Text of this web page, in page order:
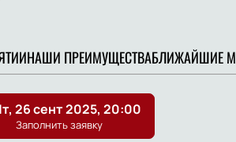
НАШИ ПРЕИМУЩЕСТВАБЛИЖАЙШИЕ